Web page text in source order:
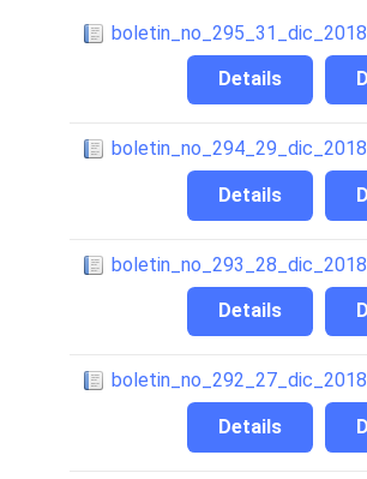
boletin_no_295_31_dic_2018
Details
boletin_no_294_29_dic_2018
Details
boletin_no_293_28_dic_2018
Details
boletin_no_292_27_dic_2018
Details